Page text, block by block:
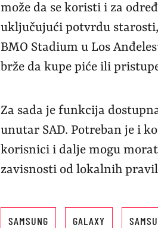
može da se koristi i za
uključujući potvrdu
BMO Stadium u Los
brže da kupe piće ili
Za sada je funkcija
unutar SAD. Potreban je i
korisnici i dalje mogu
zavisnosti od lokalnih
SAMSUNG GALAXY